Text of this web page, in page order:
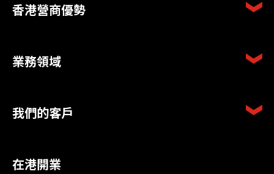
香港營商優勢
業務領域
我們的客戶
在港開業